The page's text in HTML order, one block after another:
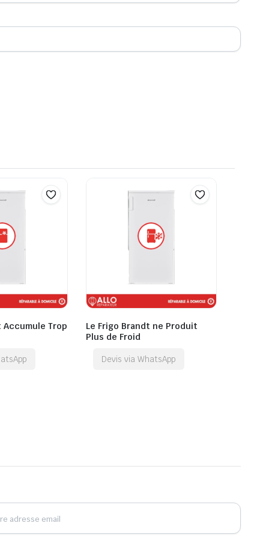
Accumule Trop
Le Frigo Brandt ne Produit
Plus de Froid
Devis via WhatsApp